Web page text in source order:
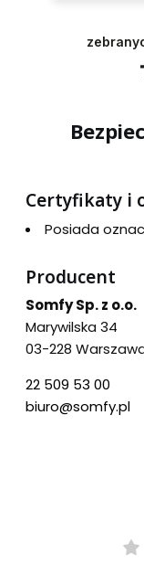
Certyfikaty i
Posiada
Producent
Somfy Sp. z o.o.
Marywilska 34
03-228
22 509 53 00
biuro@somfy.pl